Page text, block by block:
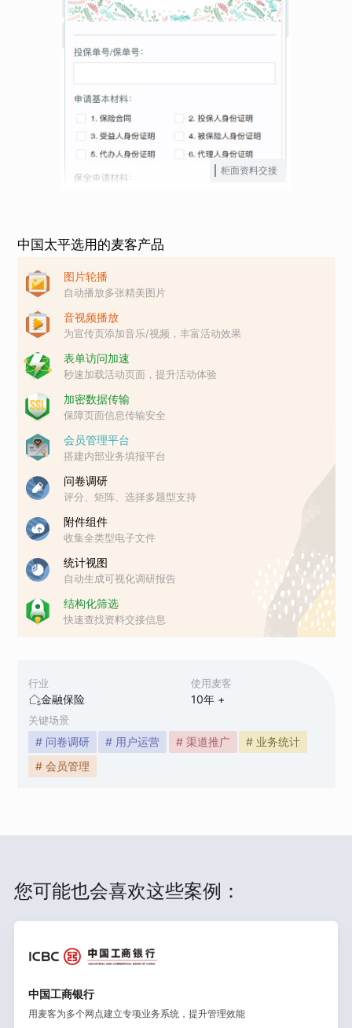
行业
金融保险
使用麦客
10年 +
关键场景
# 问卷调研 # 用户运营 # 渠道推广
# 业务统计
# 会员管理
柜面资料交接
中国太平选用的麦客产品
图片轮播
自动播放多张精美图片
音视频播放
为宣传页添加音乐/视频，丰富活动效果
表单访问加速
秒速加载活动页面，提升活动体验
加密数据传输
保障页面信息传输安全
会员管理平台
搭建内部业务填报平台
问卷调研
评分、矩阵、选择多题型支持
附件组件
收集全类型电子文件
统计视图
自动生成可视化调研报告
结构化筛选
快速查找资料交接信息
您可能也会喜欢这些案例：
中国工商银行
用麦客为多个网点建立专项业务系统，提升管理效能